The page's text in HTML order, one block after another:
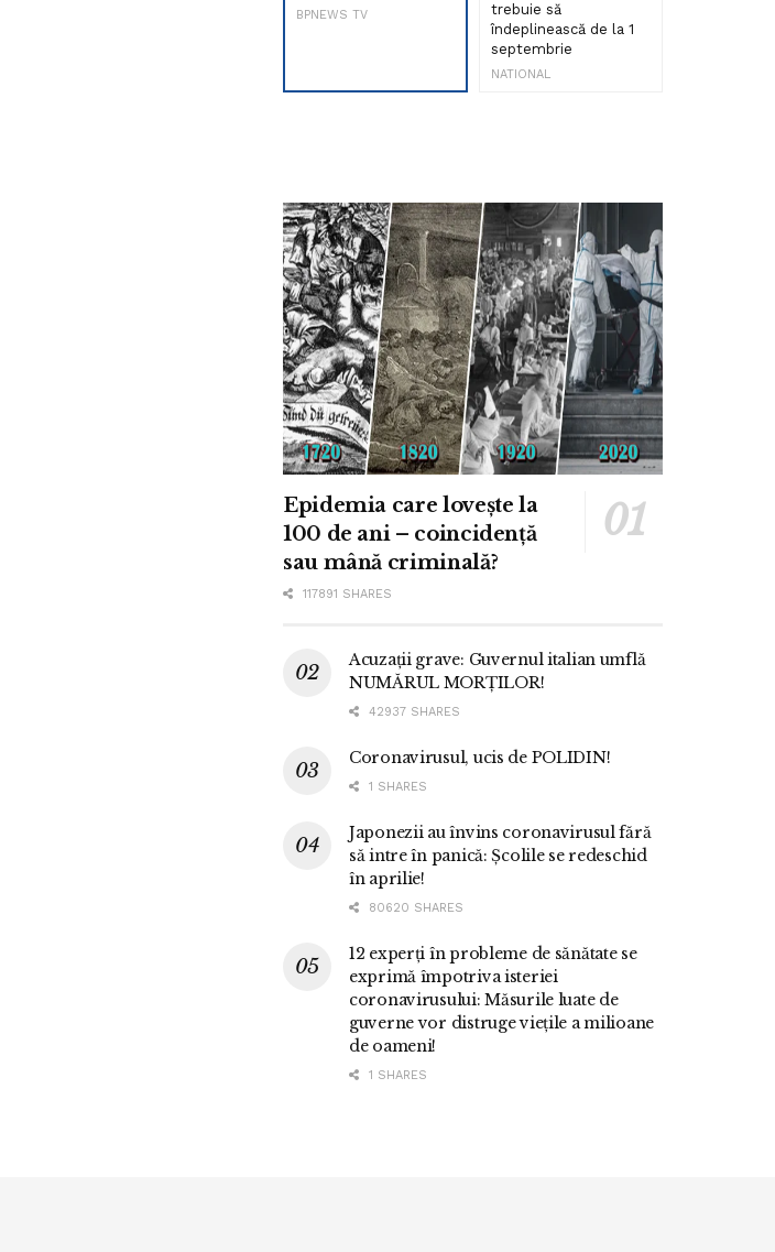
BPNEWS TV
trebuie să
îndeplinească de la 1
septembrie
NATIONAL
Epidemia care lovește la
100 de ani – coincidență
sau mână criminală?
117891 SHARES
Acuzații grave: Guvernul italian umflă
NUMĂRUL MORȚILOR!
42937 SHARES
Coronavirusul, ucis de POLIDIN!
1 SHARES
Japonezii au învins coronavirusul fără
să intre în panică: Școlile se redeschid
în aprilie!
80620 SHARES
12 experți în probleme de sănătate se
exprimă împotriva isteriei
coronavirusului: Măsurile luate de
guverne vor distruge viețile a milioane
de oameni!
1 SHARES